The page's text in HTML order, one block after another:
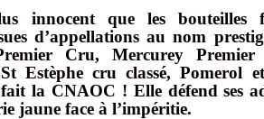
innocent que les bouteilles
d’appellations au nom
Cru, Mercurey Premier
Estèphe cru classé, Pomerol
la CNAOC ! Elle défend ses
jaune face à l’impéritie.